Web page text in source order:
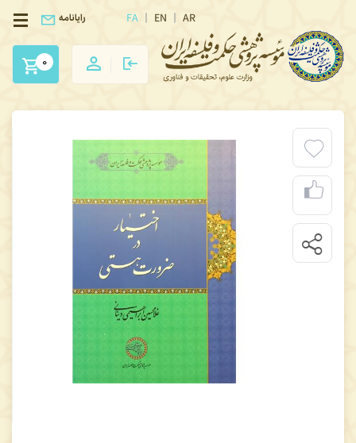
FA EN AR رایانامه
0